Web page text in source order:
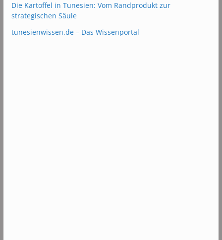
Die Kartoffel in Tunesien: Vom Randprodukt zur
strategischen Säule
tunesienwissen.de – Das Wissenportal